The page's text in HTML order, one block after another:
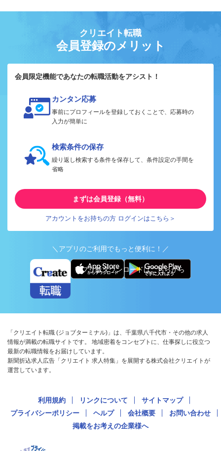
クリエイト転職
会員登録のメリット
会員限定機能であなたの転職活動をアシスト！
カンタン応募
事前にプロフィールを登録しておくことで、応募時の
入力が簡単に
検索条件の保存
繰り返し検索する条件を保存して、条件設定の手間を
省略
まずは会員登録（無料）
アカウントをお持ちの方 ログインはこちら＞
＼アプリのご利用でもっと便利に！／
アプリ版ダウンロードはこちらから
「クリエイト転職 (ジョブターミナル)」は、千葉県八千代市・その他の求人
情報が満載の転職サイトです。 地域密着をコンセプトに、仕事探しに役立つ
最新の転職情報をお届けしています。
新聞折込求人広告「クリエイト 求人特集」を展開する株式会社クリエイトが
運営しています。
利用規約 リンクについて
サイトマップ
プライバシーポリシー
ヘルプ 会社概要
お問い合わせ
掲載をお考えの企業様へ